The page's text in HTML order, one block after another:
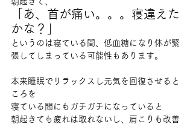
「あ、首が痛い。。。寝違えた
かな？」
というのは寝ている間、低血糖になり体が緊
張してしまっている可能性もあります。
本来睡眠でリラックスし元気を回復させると
ころを
寝ている間にもガチガチになっていると
朝起きても疲れは取れないし、肩こりも改善